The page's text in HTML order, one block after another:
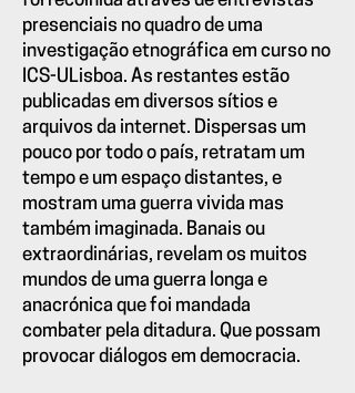
presenciais no quadro de uma
investigação etnográfica em curso no
ICS-ULisboa. As restantes estão
publicadas em diversos sítios e
arquivos da internet. Dispersas um
pouco por todo o país, retratam um
tempo e um espaço distantes, e
mostram uma guerra vivida mas
também imaginada. Banais ou
extraordinárias, revelam os muitos
mundos de uma guerra longa e
anacrónica que foi mandada
combater pela ditadura. Que possam
provocar diálogos em democracia.